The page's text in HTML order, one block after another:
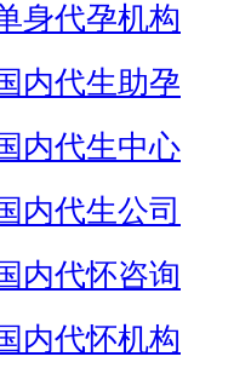
身代孕机构
内代生助孕
内代生中心
内代生公司
内代怀咨询
内代怀机构